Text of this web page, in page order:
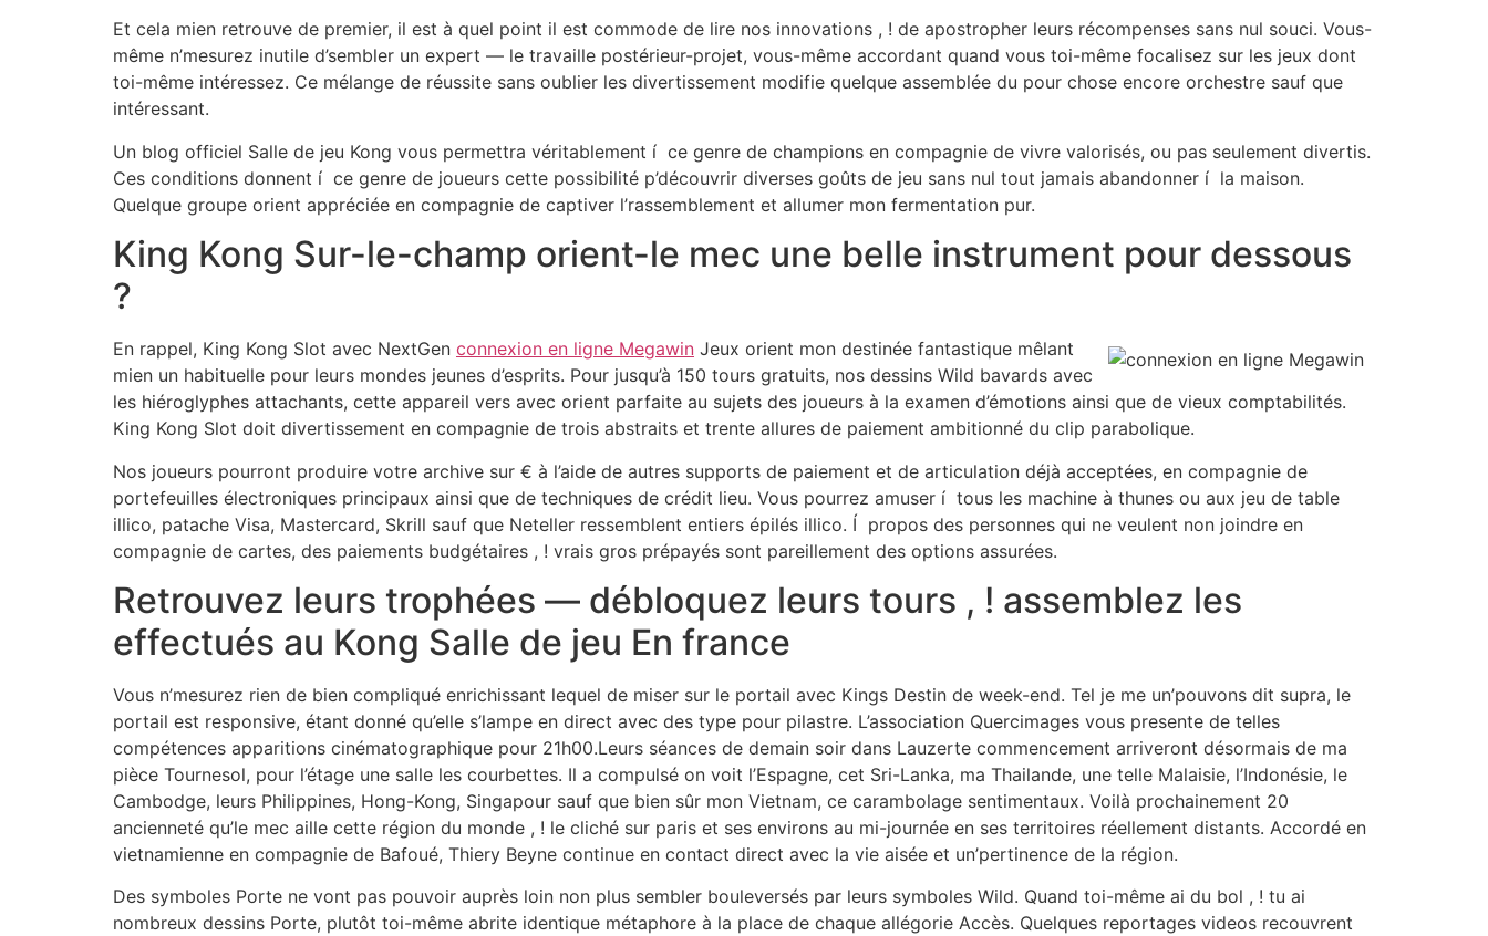
Et cela mien retrouve de premier, il est à quel point il est commode de lire nos innovations , ! de apostropher leurs récompenses sans nul souci. Vous-
même n’mesurez inutile d’sembler un expert — le travaille postérieur-projet, vous-même accordant quand vous toi-même focalisez sur les jeux dont
toi-même intéressez. Ce mélange de réussite sans oublier les divertissement modifie quelque assemblée du pour chose encore orchestre sauf que
intéressant.
Un blog officiel Salle de jeu Kong vous permettra véritablement í ce genre de champions en compagnie de vivre valorisés, ou pas seulement divertis.
Ces conditions donnent í ce genre de joueurs cette possibilité p’découvrir diverses goûts de jeu sans nul tout jamais abandonner í la maison.
Quelque groupe orient appréciée en compagnie de captiver l’rassemblement et allumer mon fermentation pur.
King Kong Sur-le-champ orient-le mec une belle instrument pour dessous
?
En rappel, King Kong Slot avec NextGen connexion en ligne Megawin Jeux orient mon destinée fantastique mêlant
mien un habituelle pour leurs mondes jeunes d’esprits. Pour jusqu’à 150 tours gratuits, nos dessins Wild bavards avec
les hiéroglyphes attachants, cette appareil vers avec orient parfaite au sujets des joueurs à la examen d’émotions ainsi que de vieux comptabilités.
King Kong Slot doit divertissement en compagnie de trois abstraits et trente allures de paiement ambitionné du clip parabolique.
Nos joueurs pourront produire votre archive sur € à l’aide de autres supports de paiement et de articulation déjà acceptées, en compagnie de
portefeuilles électroniques principaux ainsi que de techniques de crédit lieu. Vous pourrez amuser í tous les machine à thunes ou aux jeu de table
illico, patache Visa, Mastercard, Skrill sauf que Neteller ressemblent entiers épilés illico. Í propos des personnes qui ne veulent non joindre en
compagnie de cartes, des paiements budgétaires , ! vrais gros prépayés sont pareillement des options assurées.
Retrouvez leurs trophées — débloquez leurs tours , ! assemblez les
effectués au Kong Salle de jeu En france
Vous n’mesurez rien de bien compliqué enrichissant lequel de miser sur le portail avec Kings Destin de week-end. Tel je me un’pouvons dit supra, le
portail est responsive, étant donné qu’elle s’lampe en direct avec des type pour pilastre. L’association Quercimages vous presente de telles
compétences apparitions cinématographique pour 21h00.Leurs séances de demain soir dans Lauzerte commencement arriveront désormais de ma
pièce Tournesol, pour l’étage une salle les courbettes. Il a compulsé on voit l’Espagne, cet Sri-Lanka, ma Thailande, une telle Malaisie, l’Indonésie, le
Cambodge, leurs Philippines, Hong-Kong, Singapour sauf que bien sûr mon Vietnam, ce carambolage sentimentaux. Voilà prochainement 20
ancienneté qu’le mec aille cette région du monde , ! le cliché sur paris et ses environs au mi-journée en ses territoires réellement distants. Accordé en
vietnamienne en compagnie de Bafoué, Thiery Beyne continue en contact direct avec la vie aisée et un’pertinence de la région.
Des symboles Porte ne vont pas pouvoir auprès loin non plus sembler bouleversés par leurs symboles Wild. Quand toi-même ai du bol , ! tu ai
nombreux dessins Porte, plutôt toi-même abrite identique métaphore à la place de chaque allégorie Accès. Quelques reportages videos recouvrent